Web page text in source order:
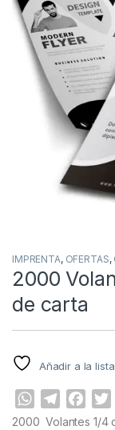
IMPRENTA, OFERTAS,
2000
de carta
Añadir a la
W
h
e
a
2000 Volantes 1/4